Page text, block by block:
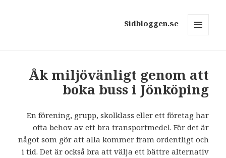
Sidbloggen.se
Åk miljövänligt genom att
boka buss i Jönköping
En förening, grupp, skolklass eller ett företag har
ofta behov av ett bra transportmedel. För det är
något som gör att alla kommer fram ordentligt och
i tid. Det är också bra att välja ett bättre alternativ